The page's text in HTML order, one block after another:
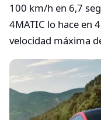
100 km/h en 6,7
4MATIC lo hace en
velocidad máxima